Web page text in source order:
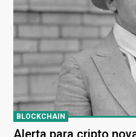
BLOCKCHAIN
Alerta para cripto